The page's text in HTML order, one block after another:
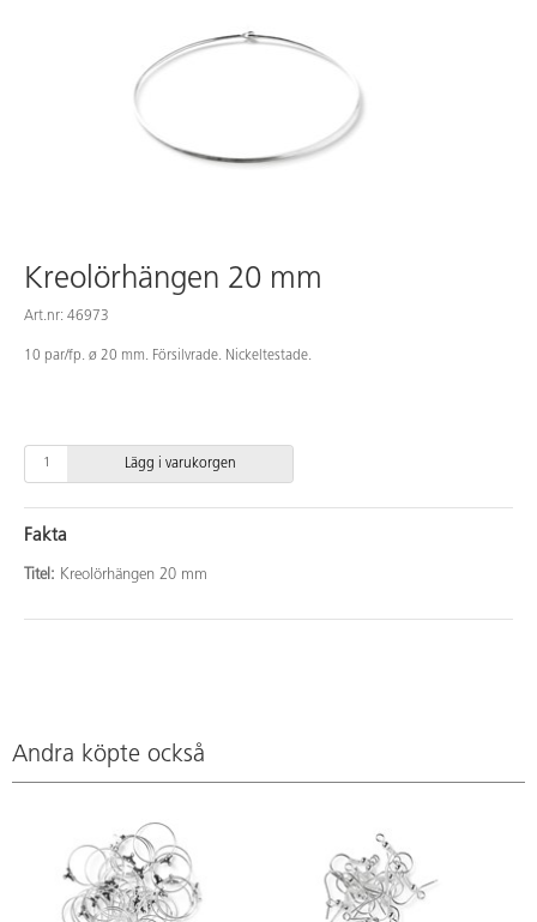
Kreolörhängen 20 mm
Art.nr: 46973
10 par/fp. ø 20 mm. Försilvrade. Nickeltestade.
Lägg i varukorgen
Fakta
Titel: Kreolörhängen 20 mm
Andra köpte också